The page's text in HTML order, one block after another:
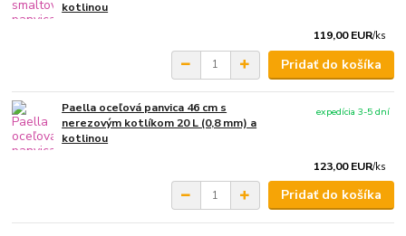
kotlinou
119,00 EUR/ks
Pridať do košíka
Paella oceľová panvica 46 cm s
nerezovým kotlíkom 20 L (0,8 mm) a
kotlinou
123,00 EUR/ks
expedícia 3-5 dní
Pridať do košíka